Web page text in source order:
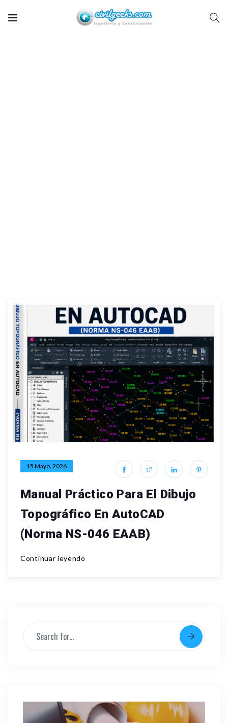
15 Mayo, 2026
Manual Práctico Para El Dibujo
Topográfico En AutoCAD
(Norma NS-046 EAAB)
Continuar leyendo